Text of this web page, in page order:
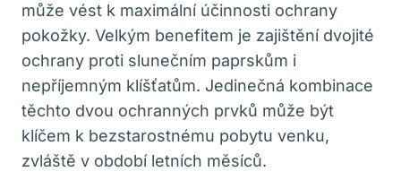
může vést k maximální účinnosti ochrany
pokožky. Velkým benefitem je zajištění dvojité
ochrany proti slunečním paprskům i
nepříjemným klíšťatům. Jedinečná kombinace
těchto dvou ochranných prvků může být
klíčem k bezstarostnému pobytu venku,
zvláště v období letních měsíců.